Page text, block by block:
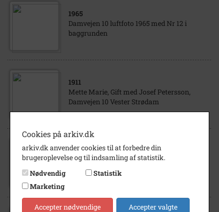
1965
Damvejen 10 luftfoto 1965 med Nr 12 i
baggrunden
1911
Mette Marie, Gift med Josef Petersson,
Damvejen 10 Vester Strødam
1968
Cookies på arkiv.dk
arkiv.dk anvender cookies til at forbedre din
brugeroplevelse og til indsamling af statistik.
Nødvendig
Statistik
Marketing
Accepter nødvendige Accepter valgte